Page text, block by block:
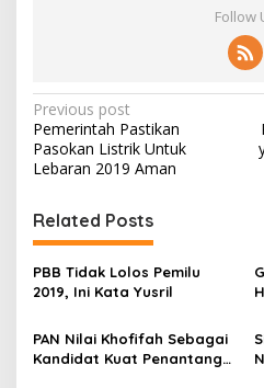
Follow
P
o
s
t
n
a
v
i
g
Previous post
Pemerintah Pastikan
Pasokan Listrik Untuk
Lebaran 2019 Aman
Related Posts
PBB Tidak Lolos Pemilu
2019, Ini Kata Yusril
PAN Nilai Khofifah Sebagai
Kandidat Kuat Penantang